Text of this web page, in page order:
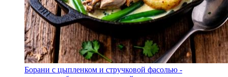
Борани с цыпленком и стручковой фасолью -